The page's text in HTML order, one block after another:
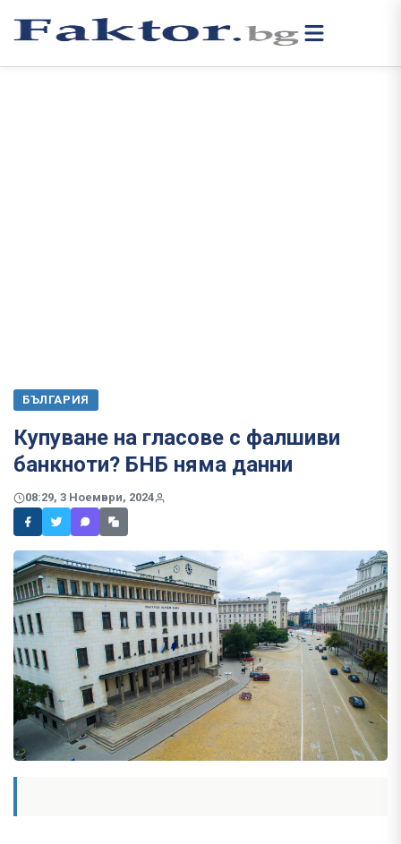
БЪЛГАРИЯ
Купуване на гласове с фалшиви
банкноти? БНБ няма данни
08:29, 3 Ноември, 2024